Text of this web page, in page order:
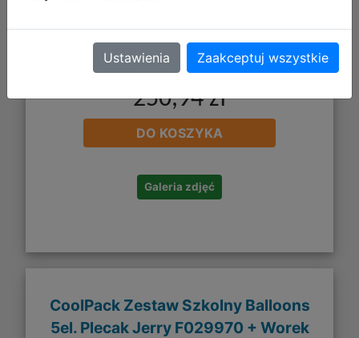
250,94 zł
DO KOSZYKA
Galeria zdjęć
CoolPack Zestaw Szkolny Balloons
5el. Plecak Jerry F029970 + Worek
Ustawienia Zaakceptuj wszystkie